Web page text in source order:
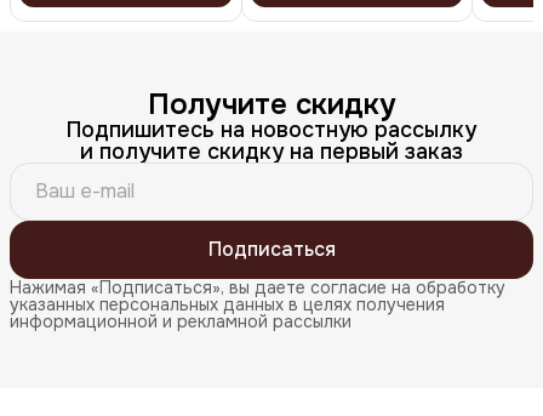
Получите скидку
Подпишитесь на новостную рассылку
и получите скидку на первый заказ
Подписаться
Нажимая «Подписаться», вы даете согласие на обработку
указанных персональных данных в целях получения
информационной и рекламной рассылки